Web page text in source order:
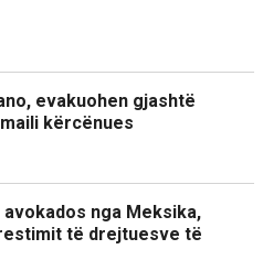
evakuohen gjashtë
kërcënues
nga Meksika,
të drejtuesve të